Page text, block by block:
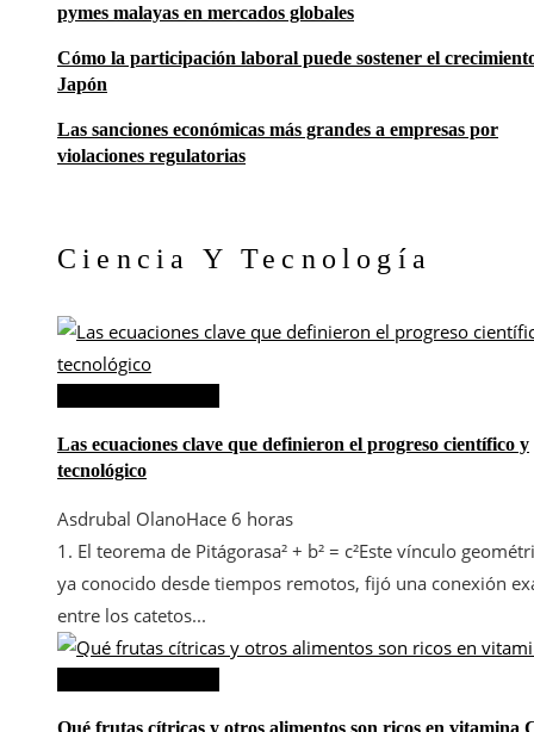
pymes malayas en mercados globales
Cómo la participación laboral puede sostener el
Japón
Las sanciones económicas más grandes a empresas por
violaciones regulatorias
Ciencia Y Tecnología
Las ecuaciones clave que definieron el progreso científico y
tecnológico
Asdrubal OlanoHace 6 horas
1. El teorema de Pitágorasa² + b² = c²Este vínculo
ya conocido desde tiempos remotos, fijó una conexión
entre los catetos...
Qué frutas cítricas y otros alimentos son ricos en vitamina